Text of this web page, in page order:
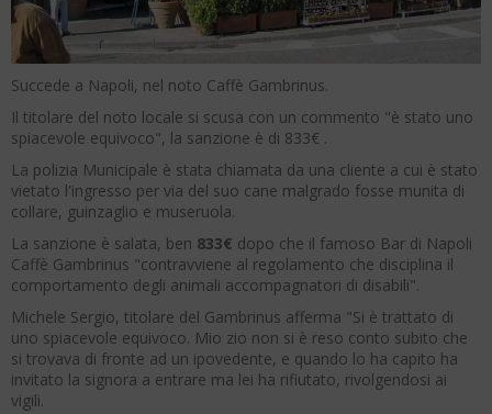
Succede a Napoli, nel noto Caffè Gambrinus.
Il titolare del noto locale si scusa con un commento "è stato uno
spiacevole equivoco", la sanzione è di 833€ .
La polizia Municipale è stata chiamata da una cliente a cui è stato
vietato l'ingresso per via del suo cane malgrado fosse munita di
collare, guinzaglio e museruola.
La sanzione è salata, ben 833€ dopo che il famoso Bar di Napoli
Caffè Gambrinus "contravviene al regolamento che disciplina il
comportamento degli animali accompagnatori di disabili".
Michele Sergio, titolare del Gambrinus afferma "Si è trattato di
uno spiacevole equivoco. Mio zio non si è reso conto subito che
si trovava di fronte ad un ipovedente, e quando lo ha capito ha
invitato la signora a entrare ma lei ha rifiutato, rivolgendosi ai
vigili.